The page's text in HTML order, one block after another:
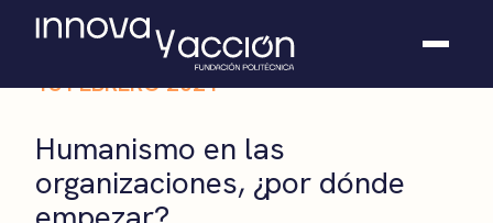
Hackathones
18 FEBRERO 2021
Humanismo en las
organizaciones, ¿por dónde